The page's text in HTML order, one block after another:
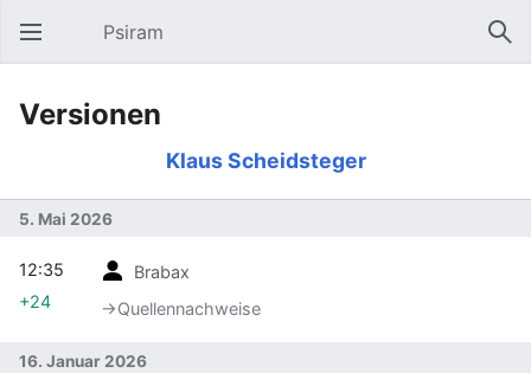
Hauptmenü öffnen Psiram
Versionen
Klaus Scheidsteger
5. Mai 2026
Brabax
→‎Quellennachweise
12:35
+24
16. Januar 2026